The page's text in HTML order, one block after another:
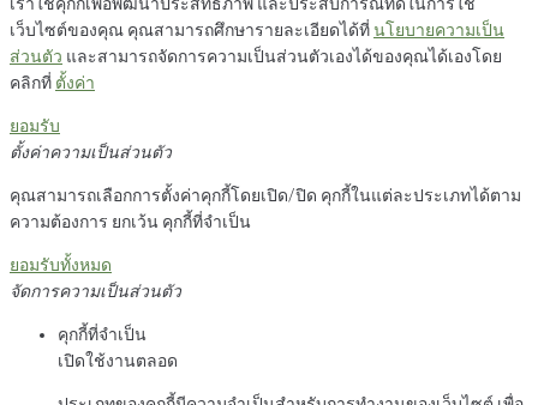
เว็บไซต์ของคุณ คุณสามารถศึกษารายละเอียดได้ที่นโยบายความเป็น
ส่วนตัว และสามารถจัดการความเป็นส่วนตัวเองได้ของคุณได้เองโดย
คลิกที่ ตั้งค่า
ยอมรับ
ตั้งค่าความเป็นส่วนตัว
คุณสามารถเลือกการตั้งค่าคุกกี้โดยเปิด/ปิด คุกกี้ในแต่ละประเภทได้ตาม
ความต้องการ ยกเว้น คุกกี้ที่จำเป็น
ยอมรับทั้งหมด
จัดการความเป็นส่วนตัว
คุกกี้ที่จำเป็น
เปิดใช้งานตลอด